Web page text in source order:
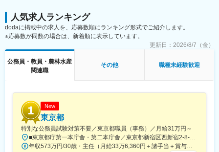
変更の範囲：会社の定める業務
地域のステークホルダーが集まる「大槌高校魅力化構想会議」や
「運営指導委員会」などのコンソーシアム事務局として、議題作
成、資料作成、各種調整を行い、会議運営を担当します。
各種媒体（学校HP、公式note、町内広報誌）を通じた広報活動、
近隣中学校での説明会や先生との関係構築、オープンスクールの
開催、全国生徒募集に関連する行政・議会との折衝を担当しま
◇受験のための個別支援
大槌高校では、複数の先生で構成された伴走チームが生徒をサポ
ートします。コーディネーターもその一員として、推薦入試や総
合型選抜（AO入試）を目指す生徒に対し、論文課題やプレゼン課
題の対策を支援します。
人気求人ランキング
dodaに掲載中の求人を、応募数順にランキング形式でご紹介します。
※応募数が同数の場合は、新着順に表示しています。
更新日： 2026/8/7（金）
公務員・教員・農林水産
関連職
その他 職種未経験歓迎
New
東京都
特別な公務員試験対策不要／東京都職員（事務）／月給31万円～
■東京都庁第一本庁舎・第二本庁舎／東京都新宿区西新宿2-8-1 ※東京都庁本庁舎のほか、都内の出先事業所などに配属される場合があります。 ※配属される部署によってリモートワークの相談も可能です。 ◎アクセス・「JR新宿駅」（西口から徒歩約10分）・都営地下鉄大江戸線「都庁前駅」・新宿駅西口（地下バスのりば）から都営バス（都庁循環）「都庁第一本庁舎」、「都庁第二本庁舎」、「都議会議事堂」下車・JR新宿駅西改札「新宿駅西口」バス停から「西参道方面」行きの新宿WEバス乗車、「新宿ワシントンホテル前」下車※禁煙対策：敷地内禁煙
年収573万円/30歳・主任（月給33万6,360円＋諸手当＋賞与） 年収694万円/35歳・課長代理（月給40万3,560円＋諸手当＋賞与）